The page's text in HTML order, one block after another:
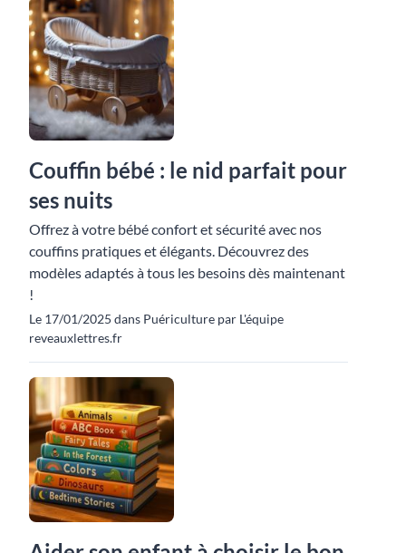
Couffin bébé : le nid parfait pour
ses nuits
Offrez à votre bébé confort et sécurité avec nos
couffins pratiques et élégants. Découvrez des
modèles adaptés à tous les besoins dès maintenant
!
Le 17/01/2025 dans Puériculture par L'équipe
reveauxlettres.fr